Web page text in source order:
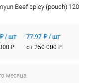
Beef spicy (pouch) 120
/ шт
₽
77.97 ₽ / шт
от 250 000 ₽
месяца.